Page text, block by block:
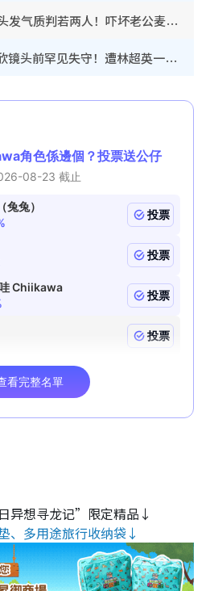
简淑儿染金发剪短头发气质判若两人！吓坏老公麦大力都认不出：“你做什么？”
TVB新闻主播陈嘉欣镜头前罕见失守！遭林超英一句话突袭吓坏当场大笑
异想寻龙记”限定精品↓
、多用途旅行收纳袋↓